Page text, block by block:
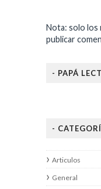
Nota: solo los
publicar
- PAPÁ
-
Articulos
General